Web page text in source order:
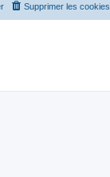
Supprimer les cookies